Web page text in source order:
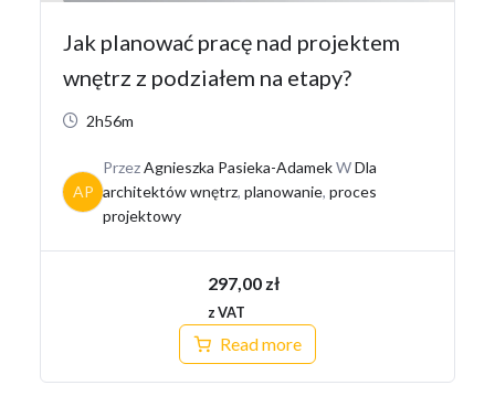
Jak planować pracę nad projektem
wnętrz z podziałem na etapy?
2h56m
AP
PrzezAgnieszka Pasieka-AdamekWDla
architektów wnętrz, planowanie, proces
projektowy
297,00 zł
z VAT
Read more